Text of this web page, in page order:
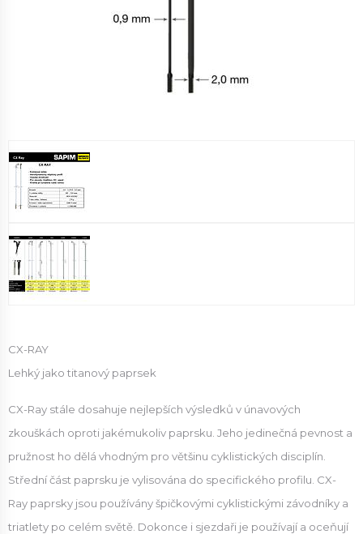
CX-RAY
Lehký jako titanový paprsek
CX-Ray stále dosahuje nejlepších výsledků v únavových
zkouškách oproti jakémukoliv paprsku. Jeho jedinečná pevnost a
pružnost ho dělá vhodným pro většinu cyklistických disciplín.
Střední část paprsku je vylisována do specifického profilu. CX-
Ray paprsky jsou používány špičkovými cyklistickými závodníky a
triatlety po celém světě. Dokonce i sjezdaři je používají a oceňují